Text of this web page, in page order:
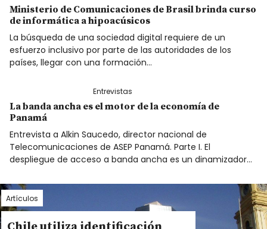
Ministerio de Comunicaciones de Brasil brinda curso
de informática a hipoacúsicos
La búsqueda de una sociedad digital requiere de un
esfuerzo inclusivo por parte de las autoridades de los
países, llegar con una formación…
Entrevistas
La banda ancha es el motor de la economía de
Panamá
Entrevista a Alkin Saucedo, director nacional de
Telecomunicaciones de ASEP Panamá. Parte I. El
despliegue de acceso a banda ancha es un dinamizador…
Artículos